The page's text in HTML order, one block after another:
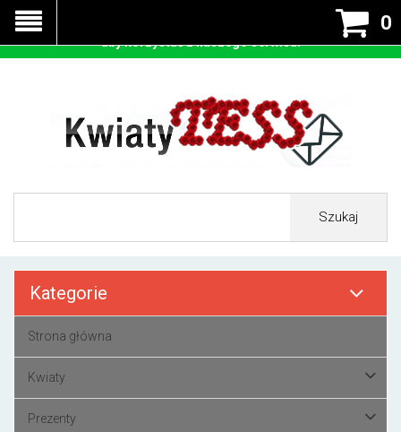
0
Szukaj
Kategorie
Strona główna
Kwiaty
Prezenty
Nasza strona korzysta z cookies - czyli tzw ciastek w celu
prawidłowego działania. Zaakceptuj przyjmowanie cookies
aby korzystać z naszego serwisu.